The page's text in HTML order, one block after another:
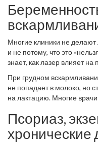
мешает. Лазер его
цвету. Перед процедурой
DHA.
Многие клиники не
и не потому, что это
знает, как лазер влияет
могут повлиять на
медицинской литературе
эпиляции на животе у
тонусе матки.
При грудном
не попадает в молоко, но
на лактацию. Многие
зоне декольте, подмышках
нервных окончаний,
Псориаз,
хронические